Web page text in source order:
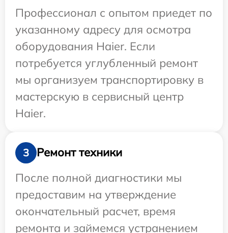
Профессионал с опытом приедет по
указанному адресу для осмотра
оборудования Haier. Если
потребуется углубленный ремонт
мы организуем транспортировку в
мастерскую в сервисный центр
Haier.
3
Ремонт техники
После полной диагностики мы
предоставим на утверждение
окончательный расчет, время
ремонта и займемся устранением